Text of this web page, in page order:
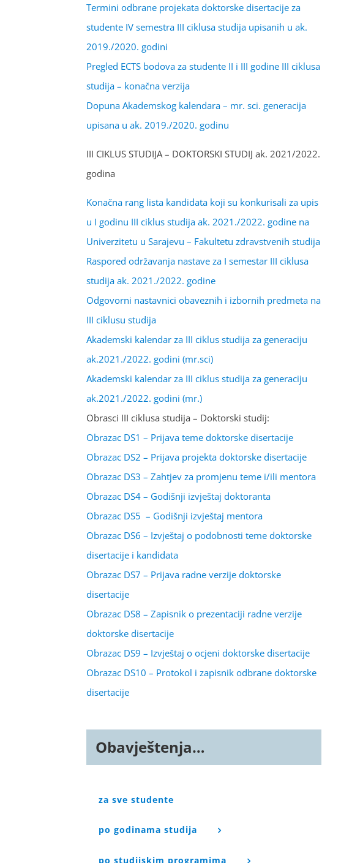
Termini odbrane projekata doktorske disertacije za
studente IV semestra III ciklusa studija upisanih u ak.
2019./2020. godini
Pregled ECTS bodova za studente II i III godine III ciklusa
studija – konačna verzija
Dopuna Akademskog kalendara – mr. sci. generacija
upisana u ak. 2019./2020. godinu
III CIKLUS STUDIJA – DOKTORSKI STUDIJ ak. 2021/2022.
godina
Konačna rang lista kandidata koji su konkurisali za upis
u I godinu III ciklus studija ak. 2021./2022. godine na
Univerzitetu u Sarajevu – Fakultetu zdravstvenih studija
Raspored održavanja nastave za I semestar III ciklusa
studija ak. 2021./2022. godine
Odgovorni nastavnici obaveznih i izbornih predmeta na
III ciklusu studija
Akademski kalendar za III ciklus studija za generaciju
ak.2021./2022. godini (mr.sci)
Akademski kalendar za III ciklus studija za generaciju
ak.2021./2022. godini (mr.)
Obrasci III ciklusa studija – Doktorski studij:
Obrazac DS1 – Prijava teme doktorske disertacije
Obrazac DS2 – Prijava projekta doktorske disertacije
Obrazac DS3 – Zahtjev za promjenu teme i/ili mentora
Obrazac DS4 – Godišnji izvještaj doktoranta
Obrazac DS5 – Godišnji izvještaj mentora
Obrazac DS6 – Izvještaj o podobnosti teme doktorske
disertacije i kandidata
Obrazac DS7 – Prijava radne verzije doktorske
disertacije
Obrazac DS8 – Zapisnik o prezentaciji radne verzije
doktorske disertacije
Obrazac DS9 – Izvještaj o ocjeni doktorske disertacije
Obrazac DS10 – Protokol i zapisnik odbrane doktorske
disertacije
Obavještenja…
za sve studente
po godinama studija
po studijskim programima